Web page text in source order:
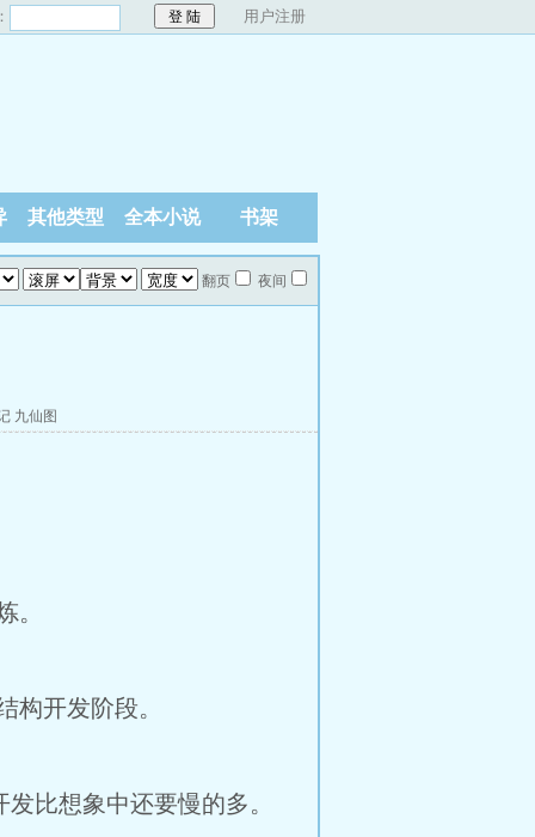
用户注册
其他类型 全本小说 书架
翻页 夜间
九仙图
。
构开发阶段。
比想象中还要慢的多。